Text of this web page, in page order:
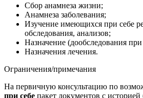
Сбор анамнеза жизни;
Анамнеза заболевания;
Изучение имеющихся при себе
обследования, анализов;
Назначение (дообследования
Назначения лечения.
Ограничения/примечания
На первичную консультацию по
при себе пакет документов с историей